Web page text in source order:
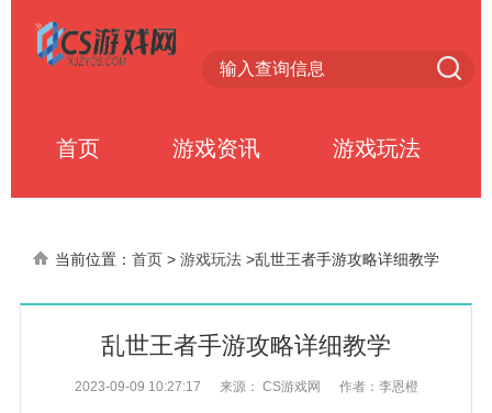
首页 游戏资讯 游戏玩法
当前位置： 首页 > 游戏玩法 >乱世王者手游攻略详细教学
乱世王者手游攻略详细教学
2023-09-09 10:27:17 来源： CS游戏网 作者：李恩橙